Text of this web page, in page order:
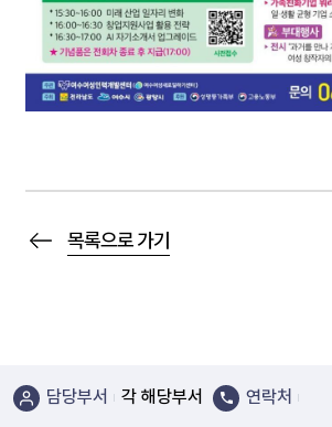
목록으로 가기
담당부서 각 해당부서 연락처